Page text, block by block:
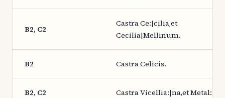
B2, C2
Castra Ce:|cilia,et
Cecilia|Mellinum.
B2 Castra Celicis.
B2, C2 Castra Vicellia:|na,et